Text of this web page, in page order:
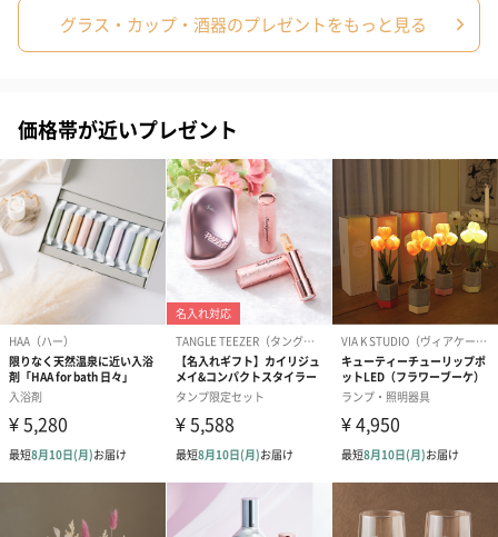
結婚祝い（御結婚御
祝）（110円）
出産祝い（御出産御
祝）（110円）
内祝い_蝶結
（110円）
生花
生花のブーケを同梱します。
※9-15時にご注文いただく場合、最短のお届け可能日が通常より
も1日遅くなります。
シーズンブーケ（ひま
わり）（1,880円）
ブーケ（ホワイトグリ
ーン）（1,650円）
ブーケ（ピン
（1,650円）
グラス・カップ・酒器のプレゼントをもっと見る
価格帯が近いプレゼント